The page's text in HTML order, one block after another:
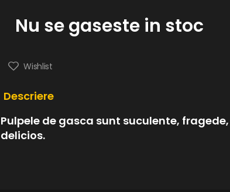
Nu se gaseste in stoc
Wishlist
Descriere
Pulpele de gasca sunt suculente,
delicios.